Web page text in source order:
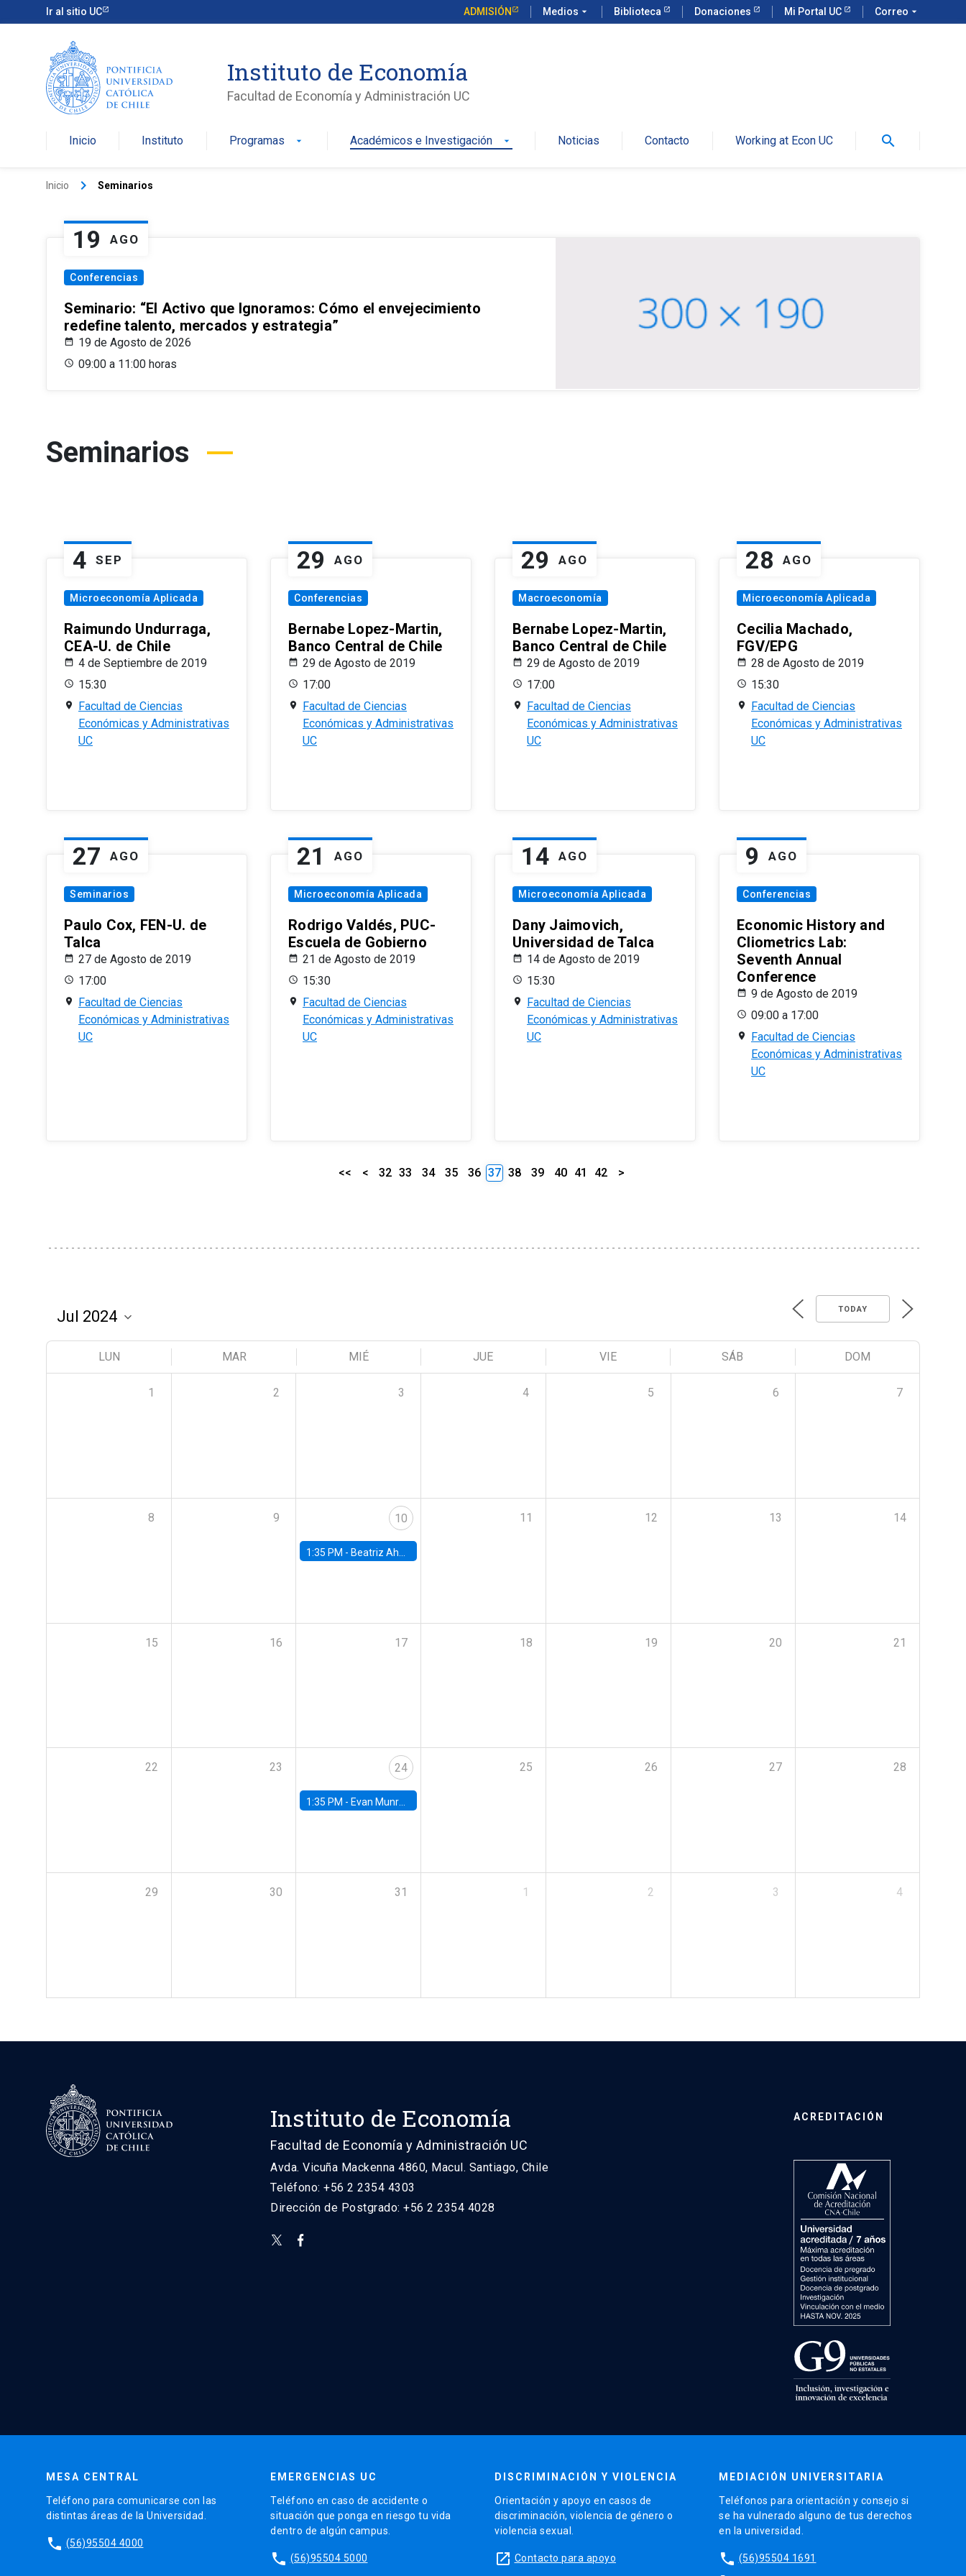
Ir al sitio UC ADMISIÓN Medios arrow_drop_down Biblioteca Donaciones Mi Portal UC Correo arrow_drop_down
Instituto de Economía
Facultad de Economía y Administración UC
Inicio Instituto Programas arrow_drop_down Académicos e Investigación arrow_drop_down Noticias Contacto Working at Econ UC search
Inicio keyboard_arrow_right Seminarios
19 AGO
Conferencias
Seminario: “El Activo que Ignoramos: Cómo el envejecimiento
redefine talento, mercados y estrategia”
19 de Agosto de 2026
09:00 a 11:00 horas
Seminarios
4 SEP
Microeconomía Aplicada
Raimundo Undurraga,
CEA-U. de Chile
4 de Septiembre de 2019
15:30
Facultad de Ciencias
Económicas y Administrativas
UC
29 AGO
Conferencias
Bernabe Lopez-Martin,
Banco Central de Chile
29 de Agosto de 2019
17:00
Facultad de Ciencias
Económicas y Administrativas
UC
29 AGO
Macroeconomía
Bernabe Lopez-Martin,
Banco Central de Chile
29 de Agosto de 2019
17:00
Facultad de Ciencias
Económicas y Administrativas
UC
28 AGO
Microeconomía Aplicada
Cecilia Machado,
FGV/EPG
28 de Agosto de 2019
15:30
Facultad de Ciencias
Económicas y Administrativas
UC
27 AGO
Seminarios
Paulo Cox, FEN-U. de
Talca
27 de Agosto de 2019
17:00
Facultad de Ciencias
Económicas y Administrativas
UC
21 AGO
Microeconomía Aplicada
Rodrigo Valdés, PUC-
Escuela de Gobierno
21 de Agosto de 2019
15:30
Facultad de Ciencias
Económicas y Administrativas
UC
14 AGO
Microeconomía Aplicada
Dany Jaimovich,
Universidad de Talca
14 de Agosto de 2019
15:30
Facultad de Ciencias
Económicas y Administrativas
UC
9 AGO
Conferencias
Economic History and
Cliometrics Lab:
Seventh Annual
Conference
9 de Agosto de 2019
09:00 a 17:00
Facultad de Ciencias
Económicas y Administrativas
UC
<< < 32 33 34 35 36 37 38 39 40 41 42 >
TODAY
LUN MAR MIÉ JUE VIE SÁB DOM
1 2 3 4 5 6 7
8 9 10
1:35 PM - Beatriz Ahumada, PhD candidate, Universidad de Pittsburgh
11 12 13 14
15 16 17 18 19 20 21
22 23 24
1:35 PM - Evan Munro, Neyman Visiting Assistant Professor in the Department of Statistics at UC Berkeley
25 26 27 28
29 30 31 1 2 3 4
Instituto de Economía
Facultad de Economía y Administración UC
Avda. Vicuña Mackenna 4860, Macul. Santiago, Chile
Teléfono: +56 2 2354 4303
Dirección de Postgrado: +56 2 2354 4028
ACREDITACIÓN
MESA CENTRAL
Teléfono para comunicarse con las
distintas áreas de la Universidad.
phone (56)95504 4000
EMERGENCIAS UC
Teléfono en caso de accidente o
situación que ponga en riesgo tu vida
dentro de algún campus.
phone (56)95504 5000
DISCRIMINACIÓN Y VIOLENCIA
Orientación y apoyo en casos de
discriminación, violencia de género o
violencia sexual.
launch Contacto para apoyo
MEDIACIÓN UNIVERSITARIA
Teléfonos para orientación y consejo si
se ha vulnerado alguno de tus derechos
en la universidad.
phone (56)95504 1691